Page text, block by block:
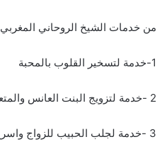
من خدمات الشيخ الروحاني المغربي
1-خدمة لتسخير القلوب بالمحبة
2 -خدمة لتزويج البنت العانس والمتعطلة عن الزواج
3 -خدمة لجلب الحبيب للزواج واسرع خدمة عندها 48ساعة